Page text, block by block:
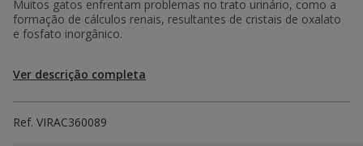
Muitos gatos enfrentam problemas no trato urinário, como a
formação de cálculos renais, resultantes de cristais de oxalato
e fosfato inorgânico.
Ver descrição completa
Ref. VIRAC360089